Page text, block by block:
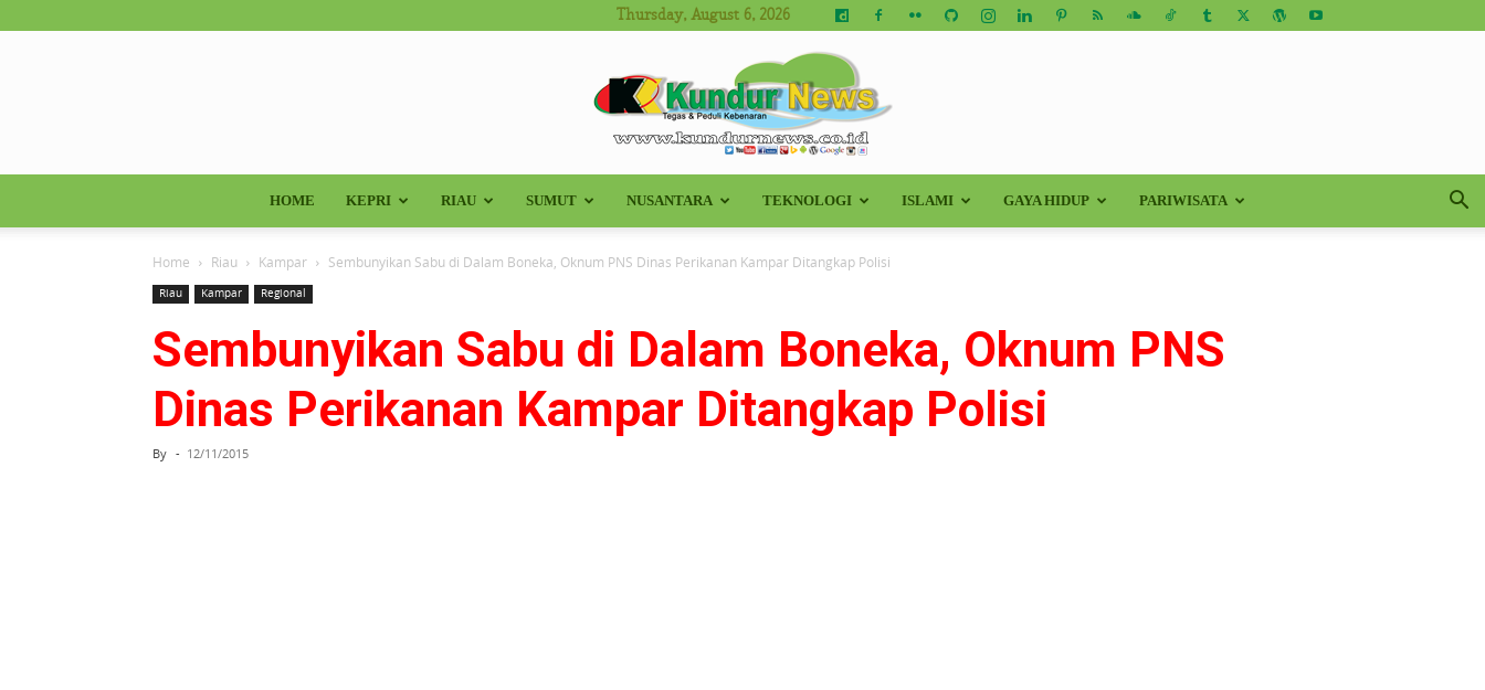
Thursday, August 6, 2026
Kundur
News
HOME KEPRI RIAU SUMUT NUSANTARA TEKNOLOGI ISLAMI GAYA HIDUP PARIWISATA
Home Riau Kampar Sembunyikan Sabu di Dalam Boneka, Oknum PNS Dinas Perikanan Kampar Ditangkap Polisi
Riau Kampar Regional
Sembunyikan Sabu di Dalam Boneka, Oknum PNS
Dinas Perikanan Kampar Ditangkap Polisi
By - 12/11/2015